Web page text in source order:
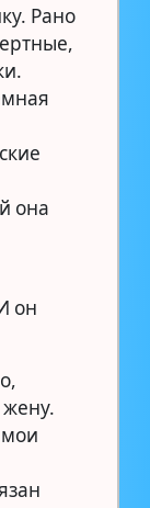
Рано
она
он
мои